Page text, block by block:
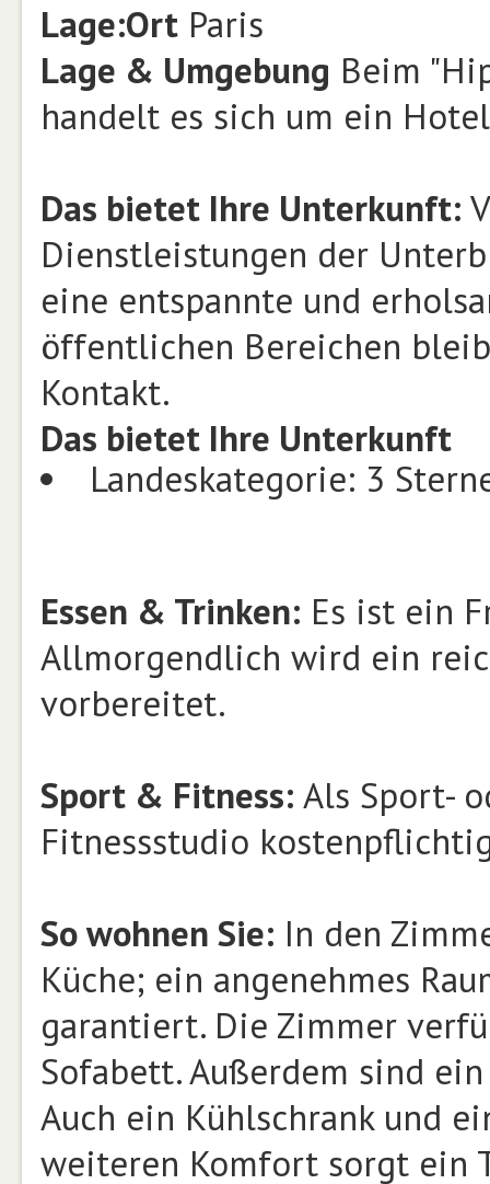
Lage:Ort Paris
Lage & Umgebung Beim
handelt es sich um ein
Das bietet Ihre Unterkunft:
Dienstleistungen der
eine entspannte und
öffentlichen Bereichen
Kontakt.
Das bietet Ihre Unterkunft
Landeskategorie: 3
Essen & Trinken: Es ist ein
Allmorgendlich wird ein
vorbereitet.
Sport & Fitness: Als Sport-
Fitnessstudio
So wohnen Sie: In den
Küche; ein angenehmes
garantiert. Die Zimmer
Sofabett. Außerdem sind
Auch ein Kühlschrank und
weiteren Komfort sorgt ein